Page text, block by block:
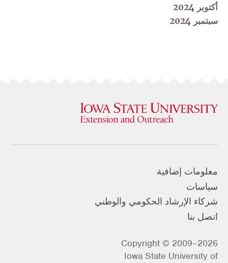
أكتوبر 2024
سبتمبر 2024
معلومات إضافية
سياسات
شركاء الإرشاد الحكومي والوطني
اتصل بنا
Copyright © 2009–2026
Iowa State University of